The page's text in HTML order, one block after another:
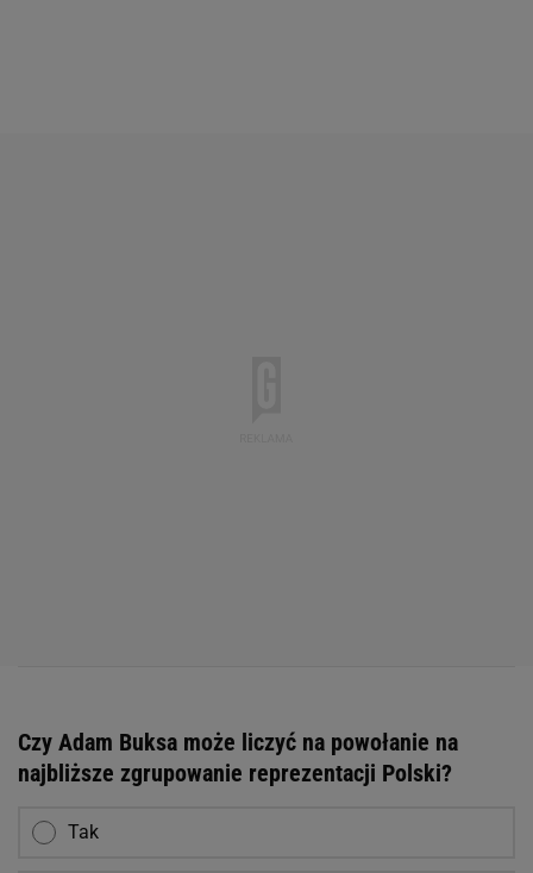
Czy Adam Buksa może liczyć na powołanie na
najbliższe zgrupowanie reprezentacji Polski?
Tak